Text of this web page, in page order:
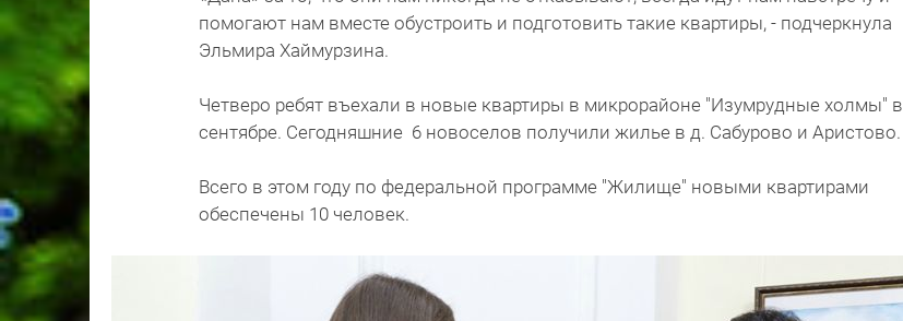
помогают нам вместе обустроить и подготовить такие квартиры, - подчеркнула
Эльмира Хаймурзина.
Четверо ребят въехали в новые квартиры в микрорайоне "Изумрудные холмы" в
сентябре. Сегодняшние 6 новоселов получили жилье в д. Сабурово и Аристово.
Всего в этом году по федеральной программе "Жилище" новыми квартирами
обеспечены 10 человек.